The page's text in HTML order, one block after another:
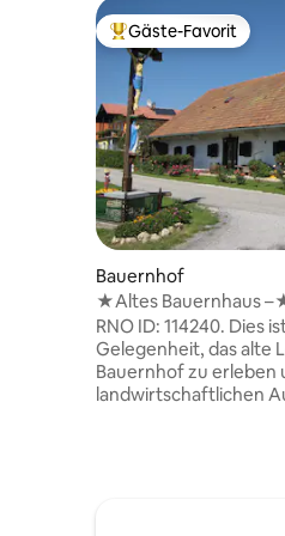
Beliebter Gäste-Favorit.
Gäste-Favorit
Bauernhof
★Altes Bauernhaus
Vergangenheit!
RNO ID: 114240. Dies
Gelegenheit, das alte
Bauernhof zu erleben
landwirtschaftlichen